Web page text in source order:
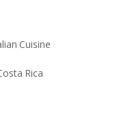
Cuisine
Rica